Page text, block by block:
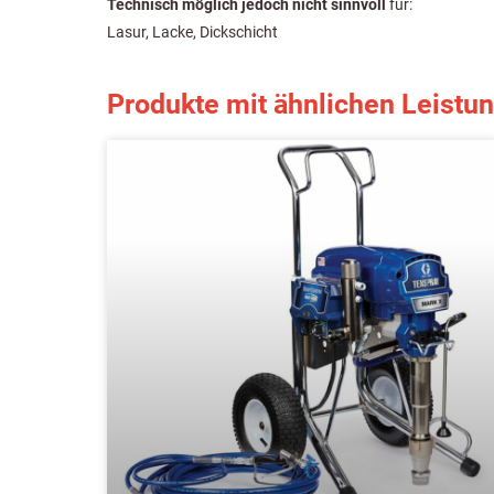
Technisch möglich jedoch nicht sinnvoll
für:
Lasur, Lacke, Dickschicht
Produkte mit ähnlichen